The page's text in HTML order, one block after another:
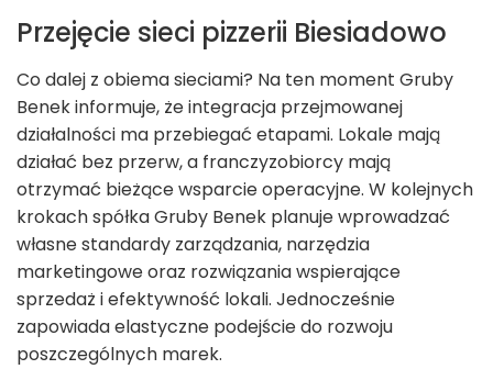
Przejęcie sieci pizzerii Biesiadowo
Co dalej z obiema sieciami? Na ten moment Gruby
Benek informuje, że integracja przejmowanej
działalności ma przebiegać etapami. Lokale mają
działać bez przerw, a franczyzobiorcy mają
otrzymać bieżące wsparcie operacyjne. W kolejnych
krokach spółka Gruby Benek planuje wprowadzać
własne standardy zarządzania, narzędzia
marketingowe oraz rozwiązania wspierające
sprzedaż i efektywność lokali. Jednocześnie
zapowiada elastyczne podejście do rozwoju
poszczególnych marek.